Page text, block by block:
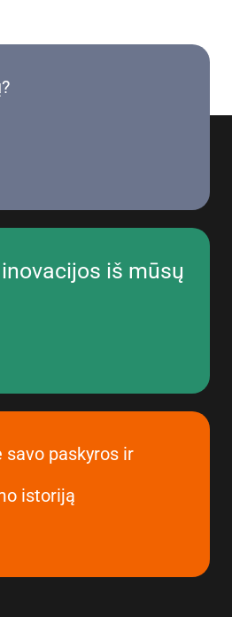
iš mūsų
paskyros ir
istoriją